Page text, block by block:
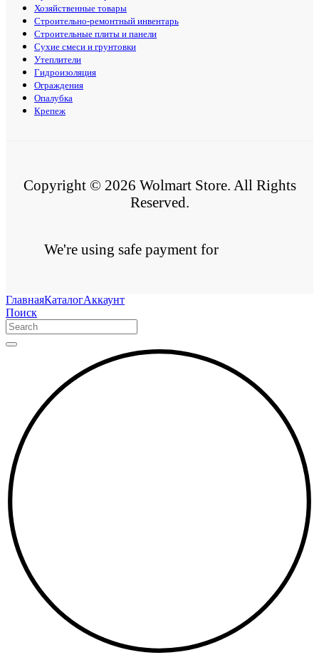
Хозяйственные товары
Строительно-ремонтный инвентарь
Строительные плиты и панели
Сухие смеси и грунтовки
Утеплители
Гидроизоляция
Ограждения
Опалубка
Крепеж
Copyright © 2026 Wolmart Store. All Rights
Reserved.
We're using safe payment for
ГлавнаяКаталогАккаунт
Поиск